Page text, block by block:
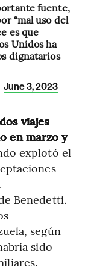
fuente,
“mal uso del
es que
Unidos ha
dignatarios
June 3, 2023
viajes
en marzo y
explotó el
Benedetti.
según
sido